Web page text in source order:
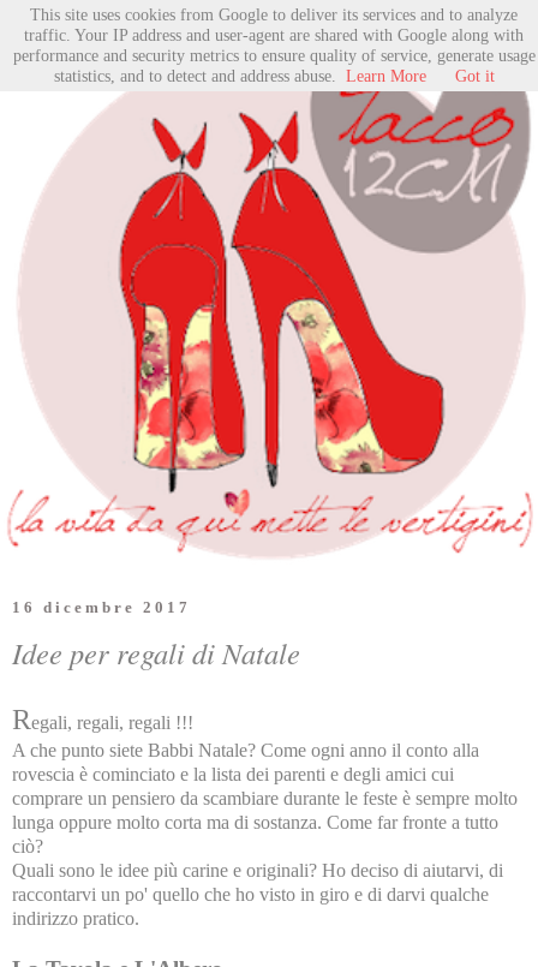
16 dicembre 2017
Idee per regali di Natale
Regali, regali, regali !!!
A che punto siete Babbi Natale? Come ogni anno il conto alla
rovescia è cominciato e la lista dei parenti e degli amici cui
comprare un pensiero da scambiare durante le feste è sempre molto
lunga oppure molto corta ma di sostanza. Come far fronte a tutto
ciò?
Quali sono le idee più carine e originali? Ho deciso di aiutarvi, di
raccontarvi un po' quello che ho visto in giro e di darvi qualche
indirizzo pratico.
This site uses cookies from Google to deliver its services and to analyze
traffic. Your IP address and user-agent are shared with Google along with
performance and security metrics to ensure quality of service, generate usage
statistics, and to detect and address abuse.
Learn More Got it